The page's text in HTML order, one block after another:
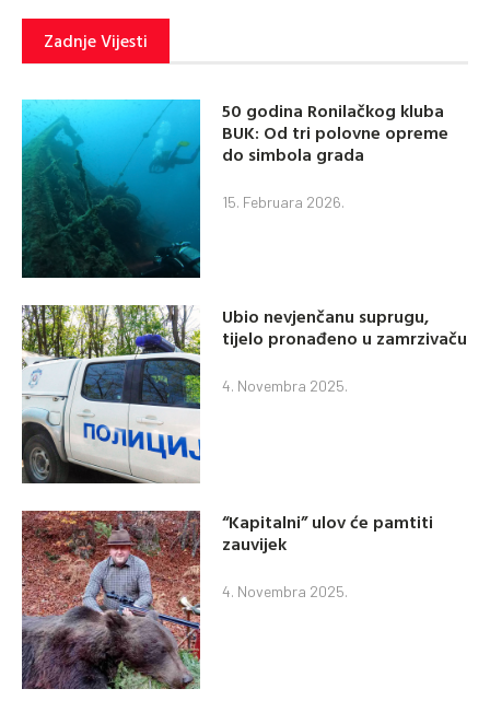
Zadnje Vijesti
50 godina Ronilačkog kluba
BUK: Od tri polovne opreme
do simbola grada
15. Februara 2026.
Ubio nevjenčanu suprugu,
tijelo pronađeno u zamrzivaču
4. Novembra 2025.
“Kapitalni” ulov će pamtiti
zauvijek
4. Novembra 2025.